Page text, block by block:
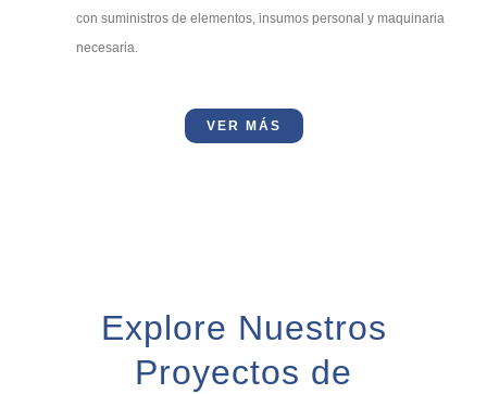
con suministros de elementos, insumos personal y maquinaria
necesaria.
VER MÁS
Explore Nuestros
Proyectos de